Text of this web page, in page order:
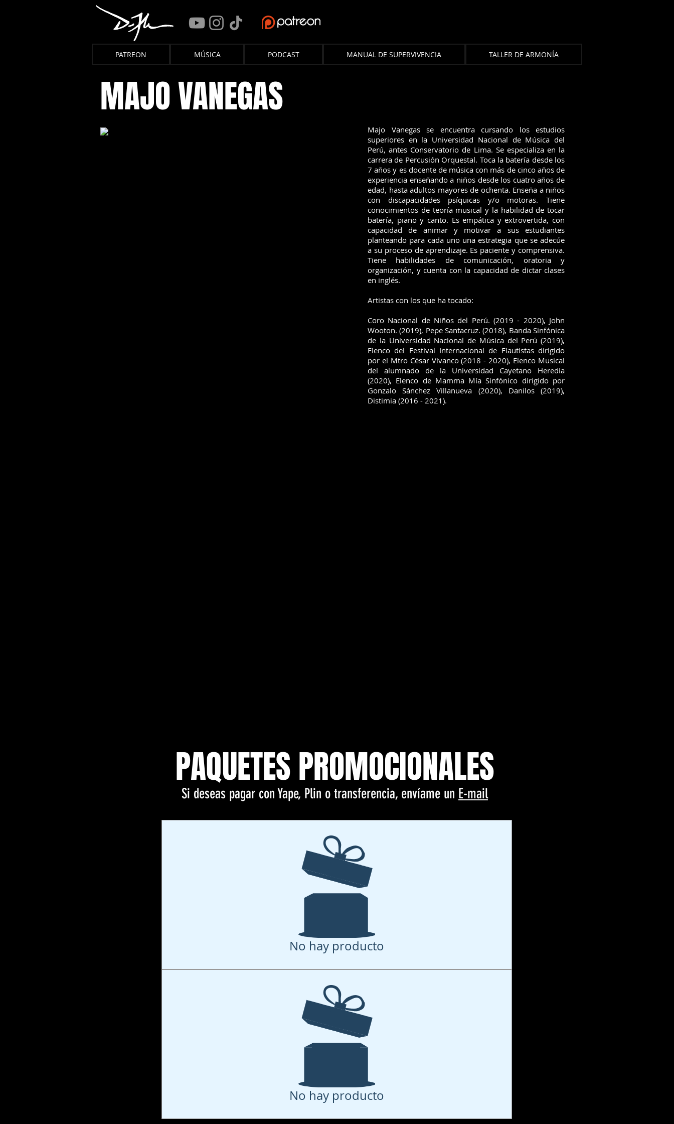
PATREON MÚSICA PODCAST MANUAL DE SUPERVIVENCIA TALLER DE ARMONÍA
MAJO VANEGAS
Majo Vanegas se encuentra cursando los estudios
superiores en la Universidad Nacional de Música del
Perú, antes Conservatorio de Lima. Se especializa en la
carrera de Percusión Orquestal. Toca la batería desde los
7 años y es docente de música con más de cinco años de
experiencia enseñando a niños desde los cuatro años de
edad, hasta adultos mayores de ochenta. Enseña a niños
con discapacidades psíquicas y/o motoras. Tiene
conocimientos de teoría musical y la habilidad de tocar
batería, piano y canto. Es empática y extrovertida, con
capacidad de animar y motivar a sus estudiantes
planteando para cada uno una estrategia que se adecúe
a su proceso de aprendizaje. Es paciente y comprensiva.
Tiene habilidades de comunicación, oratoria y
organización, y cuenta con la capacidad de dictar clases
en inglés.
Artistas con los que ha tocado:
Coro Nacional de Niños del Perú. (2019 - 2020), John
Wooton. (2019), Pepe Santacruz. (2018), Banda Sinfónica
de la Universidad Nacional de Música del Perú (2019),
Elenco del Festival Internacional de Flautistas dirigido
por el Mtro César Vivanco (2018 - 2020), Elenco Musical
del alumnado de la Universidad Cayetano Heredia
(2020), Elenco de Mamma Mía Sinfónico dirigido por
Gonzalo Sánchez Villanueva (2020), Danilos (2019),
Distimia (2016 - 2021).
PAQUETES PROMOCIONALES
Si deseas pagar con Yape, Plin o transferencia, envíame un E-mail
No hay producto
No hay producto